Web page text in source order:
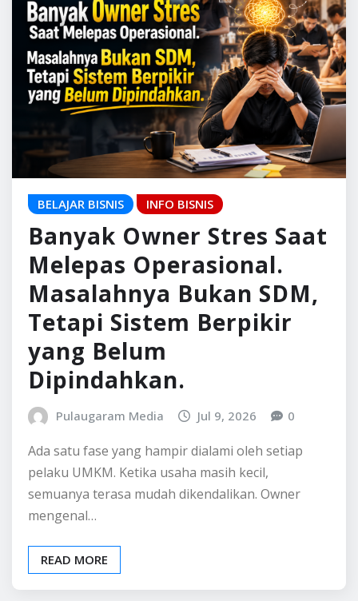
BELAJAR BISNIS INFO BISNIS
Banyak Owner Stres Saat
Melepas Operasional.
Masalahnya Bukan SDM,
Tetapi Sistem Berpikir
yang Belum
Dipindahkan.
Ada satu fase yang hampir dialami oleh setiap
pelaku UMKM. Ketika usaha masih kecil,
semuanya terasa mudah dikendalikan. Owner
mengenal…
READ MORE